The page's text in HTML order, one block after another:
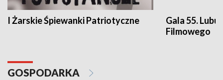
I Żarskie Śpiewanki Patriotyczne
Gala 55.
Filmowego
GOSPODARKA